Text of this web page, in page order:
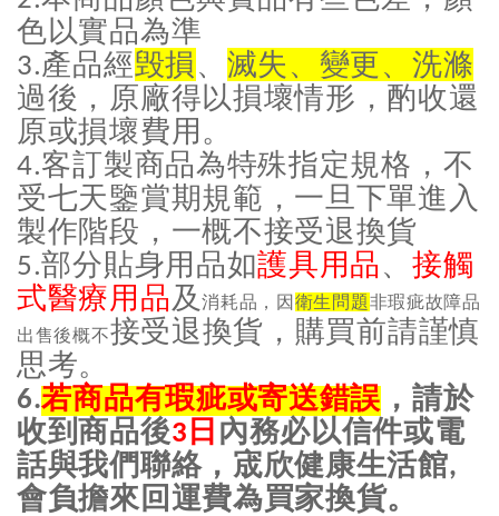
色以實品為準
3.產品經毁損 、 滅失、變更、洗滌
過後，原廠得以損壞情形，酌收還
原或損壞費用。
4.客訂製商品為特殊指定規格，不
受七天鑒賞期規範，一旦下單進入
製作階段，一概不接受退換貨
5.部分貼身用品如護具用品 、 接觸
式醫療用品及消耗品，因 衛生問題非瑕疵故障品
出售後概不接受退換貨，購買前請謹慎
思考。
6.若商品有瑕疵或寄送錯誤 ，請於
收到商品後3 日 內務必以信件或電
話與我們聯絡，宬欣健康生活館,
會負擔來回運費為買家換貨。